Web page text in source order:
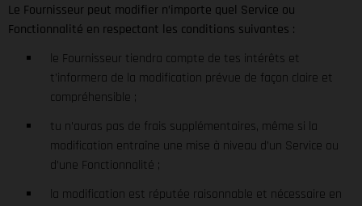
Le Fournisseur peut modifier n’importe quel Service ou
Fonctionnalité en respectant les conditions suivantes :
le Fournisseur tiendra compte de tes intérêts et
t’informera de la modification prévue de façon claire et
compréhensible ;
tu n’auras pas de frais supplémentaires, même si la
modification entraîne une mise à niveau d’un Service ou
d’une Fonctionnalité ;
la modification est réputée raisonnable et nécessaire en